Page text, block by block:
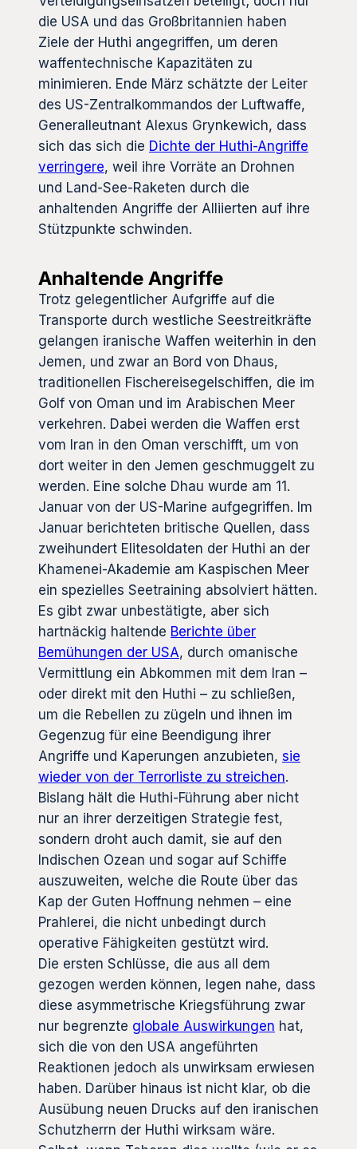
die USA und das Großbritannien haben
Ziele der Huthi angegriffen, um deren
waffentechnische Kapazitäten zu
minimieren. Ende März schätzte der Leiter
des US-Zentralkommandos der Luftwaffe,
Generalleutnant Alexus Grynkewich, dass
sich das sich die Dichte der Huthi-Angriffe
verringere, weil ihre Vorräte an Drohnen
und Land-See-Raketen durch die
anhaltenden Angriffe der Alliierten auf ihre
Stützpunkte schwinden.
Anhaltende Angriffe
Trotz gelegentlicher Aufgriffe auf die
Transporte durch westliche Seestreitkräfte
gelangen iranische Waffen weiterhin in den
Jemen, und zwar an Bord von Dhaus,
traditionellen Fischereisegelschiffen, die im
Golf von Oman und im Arabischen Meer
verkehren. Dabei werden die Waffen erst
vom Iran in den Oman verschifft, um von
dort weiter in den Jemen geschmuggelt zu
werden. Eine solche Dhau wurde am 11.
Januar von der US-Marine aufgegriffen. Im
Januar berichteten britische Quellen, dass
zweihundert Elitesoldaten der Huthi an der
Khamenei-Akademie am Kaspischen Meer
ein spezielles Seetraining absolviert hätten.
Es gibt zwar unbestätigte, aber sich
hartnäckig haltende Berichte über
Bemühungen der USA, durch omanische
Vermittlung ein Abkommen mit dem Iran –
oder direkt mit den Huthi – zu schließen,
um die Rebellen zu zügeln und ihnen im
Gegenzug für eine Beendigung ihrer
Angriffe und Kaperungen anzubieten, sie
wieder von der Terrorliste zu streichen.
Bislang hält die Huthi-Führung aber nicht
nur an ihrer derzeitigen Strategie fest,
sondern droht auch damit, sie auf den
Indischen Ozean und sogar auf Schiffe
auszuweiten, welche die Route über das
Kap der Guten Hoffnung nehmen – eine
Prahlerei, die nicht unbedingt durch
operative Fähigkeiten gestützt wird.
Die ersten Schlüsse, die aus all dem
gezogen werden können, legen nahe, dass
diese asymmetrische Kriegsführung zwar
nur begrenzte globale Auswirkungen hat,
sich die von den USA angeführten
Reaktionen jedoch als unwirksam erwiesen
haben. Darüber hinaus ist nicht klar, ob die
Ausübung neuen Drucks auf den iranischen
Schutzherrn der Huthi wirksam wäre.